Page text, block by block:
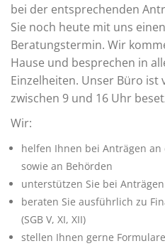
bei der entsprechenden
Sie noch heute mit uns
Beratungstermin. Wir
Hause und besprechen in
Einzelheiten. Unser Büro ist
zwischen 9 und 16 Uhr
Wir:
helfen Ihnen bei Anträgen an
sowie an Behörden
unterstützen Sie bei
beraten Sie ausführlich zu
(SGB V, XI, XII)
stellen Ihnen gerne